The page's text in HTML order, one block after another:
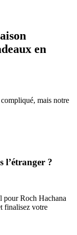
en
mais notre
l’étranger ?
pour Roch Hachana
finalisez votre